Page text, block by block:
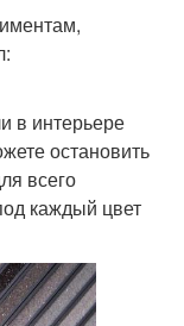
в интерьере
остановить
всего
каждый цвет